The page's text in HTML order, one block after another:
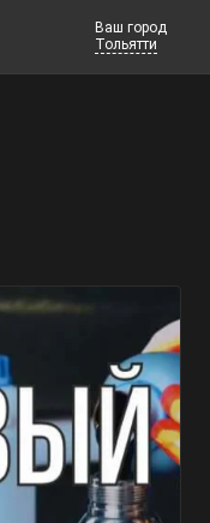
Ваш город
Тольятти